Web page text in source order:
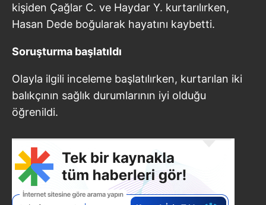
kişiden Çağlar C. ve Haydar Y. kurtarılırken,
Hasan Dede boğularak hayatını kaybetti.
Soruşturma başlatıldı
Olayla ilgili inceleme başlatılırken, kurtarılan iki
balıkçının sağlık durumlarının iyi olduğu
öğrenildi.